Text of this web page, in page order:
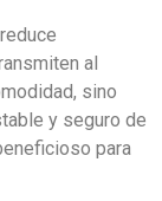
al
sino
y seguro de
para